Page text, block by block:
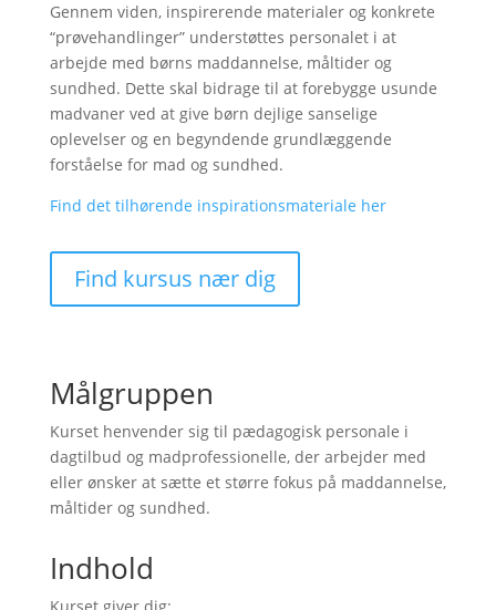
Gennem viden, inspirerende materialer og konkrete
“prøvehandlinger” understøttes personalet i at
arbejde med børns maddannelse, måltider og
sundhed. Dette skal bidrage til at forebygge usunde
madvaner ved at give børn dejlige sanselige
oplevelser og en begyndende grundlæggende
forståelse for mad og sundhed.
Find det tilhørende inspirationsmateriale her
Find kursus nær dig
Målgruppen
Kurset henvender sig til pædagogisk personale i
dagtilbud og madprofessionelle, der arbejder med
eller ønsker at sætte et større fokus på maddannelse,
måltider og sundhed.
Indhold